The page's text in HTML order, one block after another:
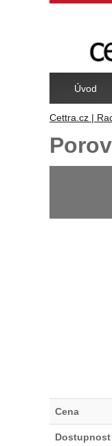
Cettra.cz |
Cena
Dostupnost
Úvod